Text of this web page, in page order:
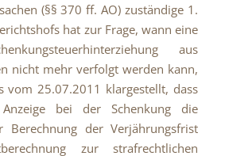
(§§ 370 ff. AO) zuständige 1.
hat zur Frage, wann eine
aus
nicht mehr verfolgt werden kann,
vom 25.07.2011 klargestellt, dass
bei der Schenkung die
Berechnung der Verjährungsfrist
zur strafrechtlichen